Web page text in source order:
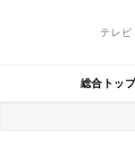
テレビ
総合トッ